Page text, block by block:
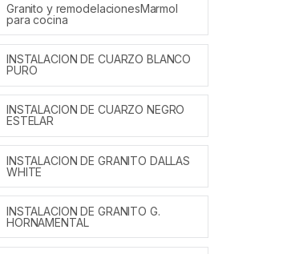
Granito y remodelacionesMarmol
para cocina
INSTALACION DE CUARZO BLANCO
PURO
INSTALACION DE CUARZO NEGRO
ESTELAR
INSTALACION DE GRANITO DALLAS
WHITE
INSTALACION DE GRANITO G.
HORNAMENTAL